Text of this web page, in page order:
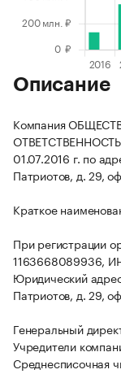
Описание
Компания
01.07.2016 г. по
Патриотов, д. 29,
Краткое
При регистрации
1163668089936,
Юридический
Патриотов, д. 29,
Генеральный
Учредители
Среднесписочная